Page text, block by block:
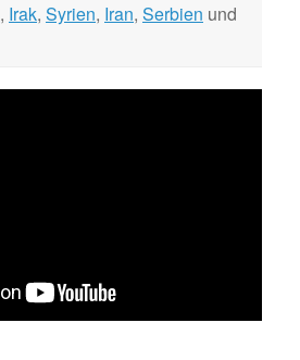
, Irak, Syrien, Iran, Serbien und